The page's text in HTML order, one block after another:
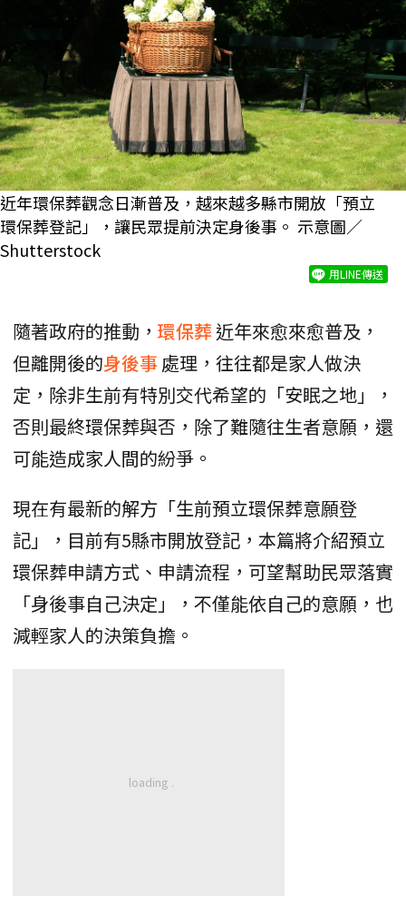
近年環保葬觀念日漸普及，越來越多縣市開放「預立
環保葬登記」，讓民眾提前決定身後事。 示意圖／
Shutterstock
用LINE傳送
隨著政府的推動， 環保葬近年來愈來愈普及，
但離開後的身後事處理，往往都是家人做決
定，除非生前有特別交代希望的「安眠之地」，
否則最終環保葬與否，除了難隨往生者意願，還
可能造成家人間的紛爭。
現在有最新的解方「生前預立環保葬意願登
記」，目前有5縣市開放登記，本篇將介紹預立
環保葬申請方式、申請流程，可望幫助民眾落實
「身後事自己決定」，不僅能依自己的意願，也
減輕家人的決策負擔。